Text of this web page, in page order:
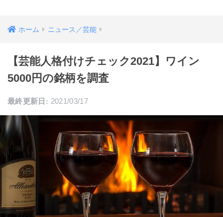
ホーム ニュース／芸能
【芸能人格付けチェック2021】ワイン
5000円の銘柄を調査
2021/03/17